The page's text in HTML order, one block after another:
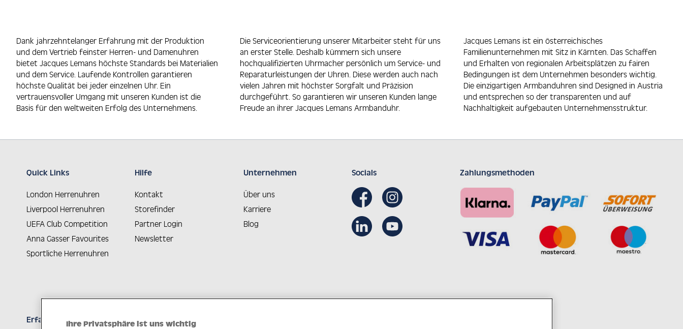
Dank jahrzehntelanger Erfahrung mit der Produktion
und dem Vertrieb feinster Herren- und Damenuhren
bietet Jacques Lemans höchste Standards bei Materialien
und dem Service. Laufende Kontrollen garantieren
höchste Qualität bei jeder einzelnen Uhr. Ein
vertrauensvoller Umgang mit unseren Kunden ist die
Basis für den weltweiten Erfolg des Unternehmens.
Die Serviceorientierung unserer Mitarbeiter steht für uns
an erster Stelle. Deshalb kümmern sich unsere
hochqualifizierten Uhrmacher persönlich um Service- und
Reparaturleistungen der Uhren. Diese werden auch nach
vielen Jahren mit höchster Sorgfalt und Präzision
durchgeführt. So garantieren wir unseren Kunden lange
Freude an ihrer Jacques Lemans Armbanduhr.
Jacques Lemans ist ein österreichisches
Familienunternehmen mit Sitz in Kärnten. Das Schaffen
und Erhalten von regionalen Arbeitsplätzen zu fairen
Bedingungen ist dem Unternehmen besonders wichtig.
Die einzigartigen Armbanduhren sind Designed in Austria
und entsprechen so der transparenten und auf
Nachhaltigkeit aufgebauten Unternehmensstruktur.
Quick Links
London Herrenuhren
Liverpool Herrenuhren
UEFA Club Competition
Anna Gasser Favourites
Sportliche Herrenuhren
Hilfe
Kontakt
Storefinder
Partner Login
Newsletter
Unternehmen
Über uns
Karriere
Blog
Socials Zahlungsmethoden
Erfahren Sie Neuheiten als Erstes
Ihre Privatsphäre ist uns wichtig